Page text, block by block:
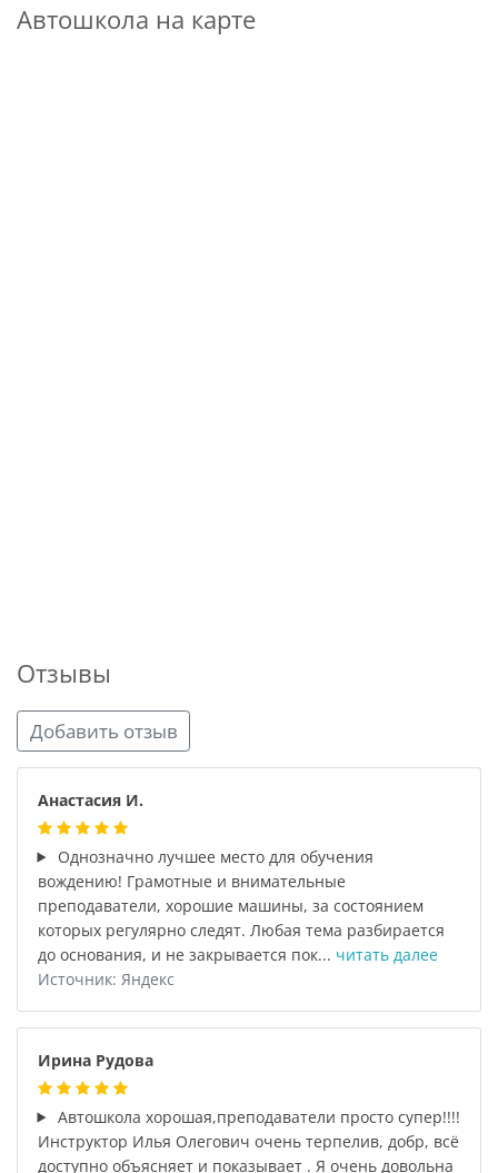
Автошкола на карте
Отзывы
Добавить отзыв
Анастасия И.
Однозначно лучшее место для обучения
вождению! Грамотные и внимательные
преподаватели, хорошие машины, за состоянием
которых регулярно следят. Любая тема разбирается
до основания, и не закрывается пок... читать далее
Источник: Яндекс
Ирина Рудова
Автошкола хорошая,преподаватели просто супер!!!!
Инструктор Илья Олегович очень терпелив, добр, всё
доступно объясняет и показывает . Я очень довольна